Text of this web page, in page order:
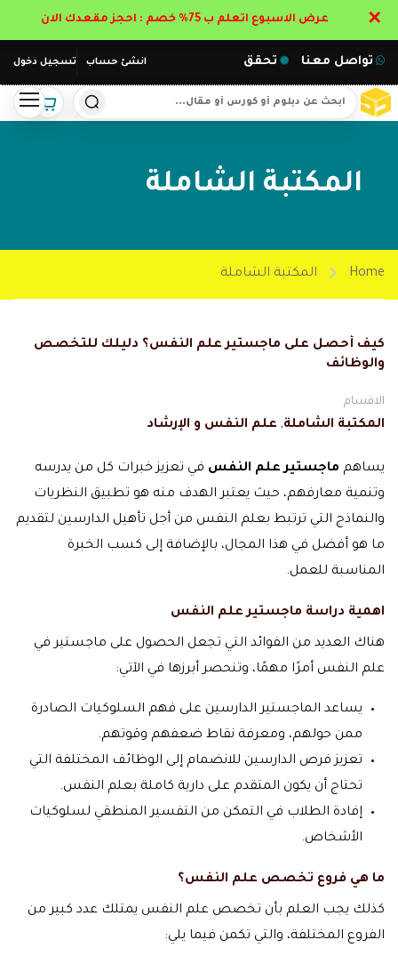
انشئ حساب تسجيل دخول تواصل معنا تحقق
المكتبة الشاملة
Home المكتبة الشاملة
كيف أحصل على ماجستير علم النفس؟ دليلك للتخصص
والوظائف
الاقسام
المكتبة الشاملة, علم النفس و الإرشاد
يساهم ماجستير علم النفس في تعزيز خبرات كل من يدرسه
وتنمية معارفهم، حيث يعتبر الهدف منه هو تطبيق النظريات
والنماذج التي ترتبط بعلم النفس من أجل تأهيل الدارسين لتقديم
ما هو أفضل في هذا المجال، بالإضافة إلى كسب الخبرة
المناسبة للعمل.
اهمية دراسة ماجستير علم النفس
هناك العديد من الفوائد التي تجعل الحصول على ماجستير في
علم النفس أمرًا مهمًا، وتنحصر أبرزها في الآتي:
يساعد الماجستير الدارسين على فهم السلوكيات الصادرة
ممن حولهم، ومعرفة نقاط ضعفهم وقوتهم.
تعزيز فرص الدارسين للانضمام إلى الوظائف المختلفة التي
تحتاج أن يكون المتقدم على دارية كاملة بعلم النفس.
إفادة الطلاب في التمكن من التفسير المنطقي لسلوكيات
الأشخاص.
ما هي فروع تخصص علم النفس؟
كذلك يجب العلم بأن تخصص علم النفس يمتلك عدد كبير من
الفروع المختلفة، والتي تكمن فيما يلي:
عرض الاسبوع اتعلم ب 75% خصم : احجز مقعدك الان ✕